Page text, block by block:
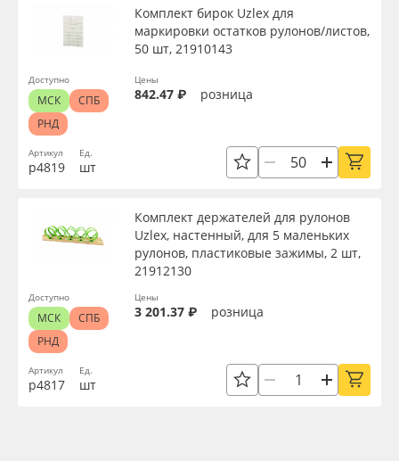
Артикул
р4819
Комплект бирок Uzlex для
маркировки остатков рулонов/листов,
50 шт, 21910143
Ед.
шт
Цены
842.47 ₽ розница
Доступно
МСК
СПБ
РНД
Артикул
р4817
Комплект держателей для рулонов
Uzlex, настенный, для 5 маленьких
рулонов, пластиковые зажимы, 2 шт,
21912130
Ед.
шт
Цены
3 201.37 ₽ розница
Доступно
МСК
СПБ
РНД